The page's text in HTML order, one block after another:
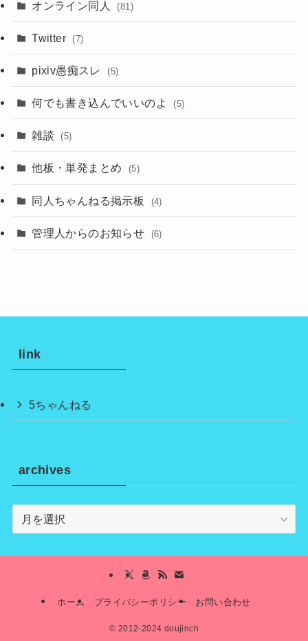
オンライン同人 (81)
Twitter (7)
pixiv愚痴スレ (5)
何でも書き込んでいいのよ (5)
雑談 (5)
他板・単発まとめ (5)
同人ちゃんねる掲示板 (4)
管理人からのお知らせ (6)
link
5ちゃんねる
archives
archives
ホーム プライバシーポリシー お問い合わせ
© 2012-2024 doujinch